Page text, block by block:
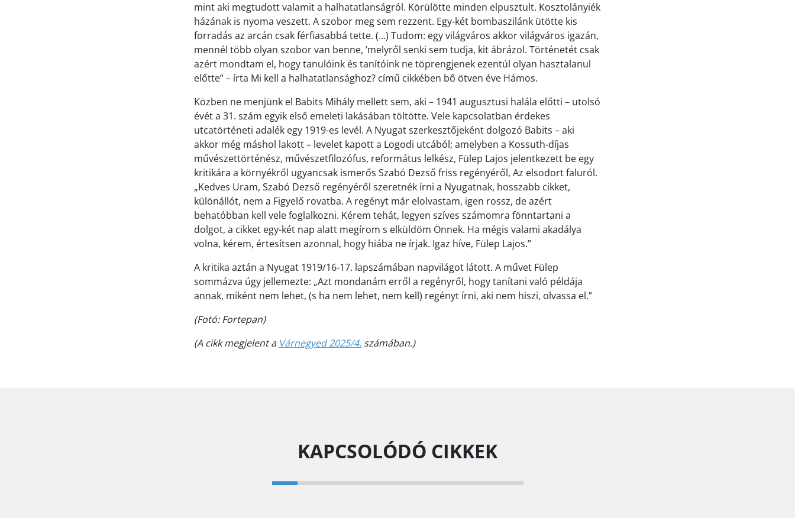
mint aki megtudott valamit a halhatatlanságról. Körülötte minden elpusztult. Kosztolányiék
házának is nyoma veszett. A szobor meg sem rezzent. Egy-két bombaszilánk ütötte kis
forradás az arcán csak férfiasabbá tette. (…) Tudom: egy világváros akkor világváros igazán,
mennél több olyan szobor van benne, ’melyről senki sem tudja, kit ábrázol. Történetét csak
azért mondtam el, hogy tanulóink és tanítóink ne töprengjenek ezentúl olyan hasztalanul
előtte” – írta Mi kell a halhatatlansághoz? című cikkében bő ötven éve Hámos.
Közben ne menjünk el Babits Mihály mellett sem, aki – 1941 augusztusi halála előtti – utolsó
évét a 31. szám egyik első emeleti lakásában töltötte. Vele kapcsolatban érdekes
utcatörténeti adalék egy 1919-es levél. A Nyugat szerkesztőjeként dolgozó Babits – aki
akkor még máshol lakott – levelet kapott a Logodi utcából; amelyben a Kossuth-díjas
művészettörténész, művészetfilozófus, református lelkész, Fülep Lajos jelentkezett be egy
kritikára a környékről ugyancsak ismerős Szabó Dezső friss regényéről, Az elsodort faluról.
„Kedves Uram, Szabó Dezső regényéről szeretnék írni a Nyugatnak, hosszabb cikket,
különállót, nem a Figyelő rovatba. A regényt már elolvastam, igen rossz, de azért
behatóbban kell vele foglalkozni. Kérem tehát, legyen szíves számomra fönntartani a
dolgot, a cikket egy-két nap alatt megírom s elküldöm Önnek. Ha mégis valami akadálya
volna, kérem, értesítsen azonnal, hogy hiába ne írjak. Igaz híve, Fülep Lajos.”
A kritika aztán a Nyugat 1919/16-17. lapszámában napvilágot látott. A művet Fülep
sommázva úgy jellemezte: „Azt mondanám erről a regényről, hogy tanítani való példája
annak, miként nem lehet, (s ha nem lehet, nem kell) regényt írni, aki nem hiszi, olvassa el.”
(Fotó: Fortepan)
(A cikk megjelent a Várnegyed 2025/4. számában.)
KAPCSOLÓDÓ CIKKEK